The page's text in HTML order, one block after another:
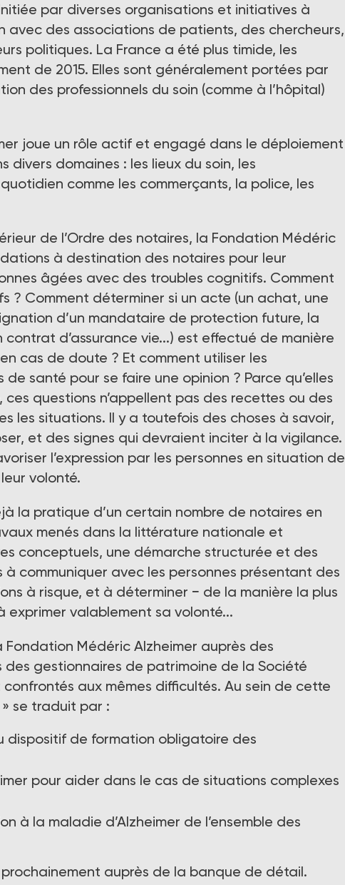
par diverses organisations et initiatives à
des associations de patients, des chercheurs,
politiques. La France a été plus timide, les
de 2015. Elles sont généralement portées par
des professionnels du soin (comme à l’hôpital)
joue un rôle actif et engagé dans le déploiement
divers domaines : les lieux du soin, les
comme les commerçants, la police, les
de l’Ordre des notaires, la Fondation Médéric
à destination des notaires pour leur
âgées avec des troubles cognitifs. Comment
? Comment déterminer si un acte (un achat, une
d’un mandataire de protection future, la
d’assurance vie...) est effectué de manière
cas de doute ? Et comment utiliser les
santé pour se faire une opinion ? Parce qu’elles
questions n’appellent pas des recettes ou des
les situations. Il y a toutefois des choses à savoir,
et des signes qui devraient inciter à la vigilance.
l’expression par les personnes en situation de
volonté.
la pratique d’un certain nombre de notaires en
menés dans la littérature nationale et
conceptuels, une démarche structurée et des
communiquer avec les personnes présentant des
à risque, et à déterminer − de la manière la plus
exprimer valablement sa volonté...
Médéric Alzheimer auprès des
gestionnaires de patrimoine de la Société
aux mêmes difficultés. Au sein de cette
se traduit par :
dispositif de formation obligatoire des
pour aider dans le cas de situations complexes
à la maladie d’Alzheimer de l’ensemble des
auprès de la banque de détail.